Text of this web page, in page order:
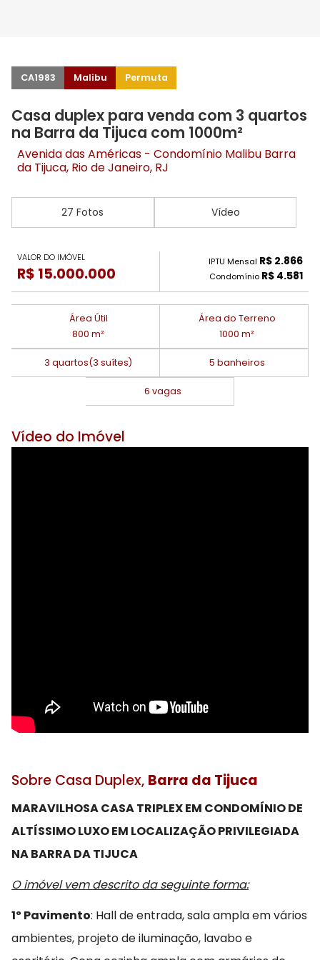
CA1983 Malibu Permuta
Casa duplex para venda com 3 quartos
na Barra da Tijuca com 1000m²
Avenida das Américas - Condomínio Malibu Barra
da Tijuca, Rio de Janeiro, RJ
27 Fotos Vídeo
VALOR DO IMÓVEL
R$ 15.000.000
IPTU Mensal R$ 2.866
Condomínio R$ 4.581
Área Útil
800 m²
Área do Terreno
1000 m²
3 quartos(3 suítes) 5 banheiros
6 vagas
Vídeo do Imóvel
Sobre Casa Duplex, Barra da Tijuca
MARAVILHOSA CASA TRIPLEX EM CONDOMÍNIO DE
ALTÍSSIMO LUXO EM LOCALIZAÇÃO PRIVILEGIADA
NA BARRA DA TIJUCA
O imóvel vem descrito da seguinte forma:
1º Pavimento: Hall de entrada, sala ampla em vários
ambientes, projeto de iluminação, lavabo e